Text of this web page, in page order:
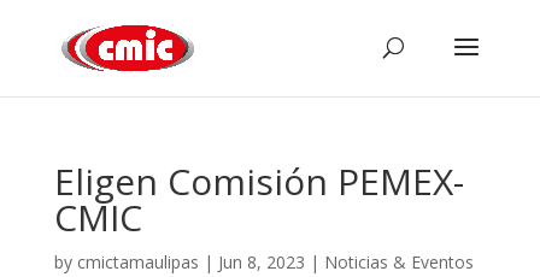
Eligen Comisión PEMEX-
CMIC
by cmictamaulipas | Jun 8, 2023 | Noticias & Eventos